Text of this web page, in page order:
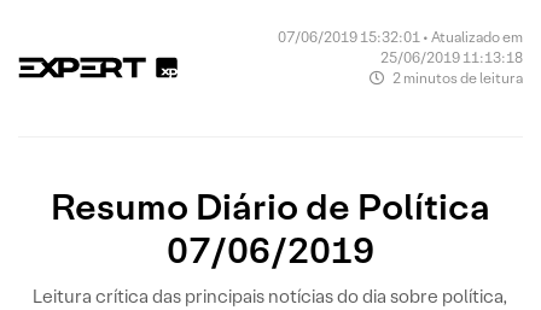
07/06/2019 15:32:01 • Atualizado em
25/06/2019 11:13:18
2 minutos de leitura
Resumo Diário de Política
07/06/2019
Leitura crítica das principais notícias do dia sobre política,